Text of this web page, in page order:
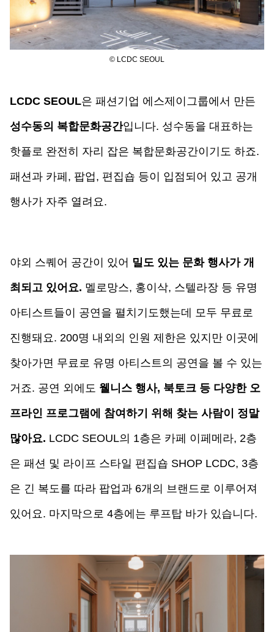
© LCDC SEOUL
LCDC SEOUL
성수동의 복합문화공간입니다. 성수동을 대표하는
핫플로 완전히 자리 잡은 복합문화공간이기도 하죠.
패션과 카페, 팝업, 편집숍 등이 입점되어 있고 공개
행사가 자주 열려요.
야외 스퀘어 공간이 있어 밀도 있는 문화 행사가 개
최되고 있어요. 멜로망스, 홍이삭, 스텔라장 등 유명
아티스트들이 공연을 펼치기도했는데 모두 무료로
진행돼요. 200명 내외의 인원 제한은 있지만 이곳에
찾아가면 무료로 유명 아티스트의 공연을 볼 수 있는
거죠. 공연 외에도 웰 니스 행사, 북토크 등 다양한 오
프라인 프로그램에 참여하기 위해 찾는 사람이 정말
많아요. LCDC SEOUL의 1층은 카페 이페메라, 2층
은 패션 및 라이프 스타일 편집숍 SHOP LCDC, 3층
은 긴 복도를 따라 팝업과 6개의 브랜드로 이루어져
있어요. 마지막으로 4층에는 루프탑 바가 있습니다.